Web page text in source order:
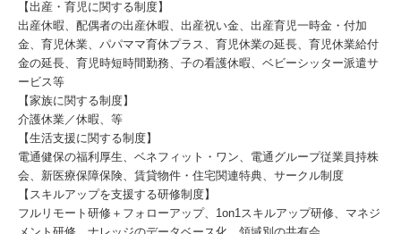
【出産・育児に関する制度】
出産休暇、配偶者の出産休暇、出産祝い金、出産育児一時金・付加
金、育児休業、パパママ育休プラス、育児休業の延長、育児休業給付
金の延長、育児時短時間勤務、子の看護休暇、ベビーシッター派遣サ
ービス等
【家族に関する制度】
介護休業／休暇、等
【生活支援に関する制度】
電通健保の福利厚生、ベネフィット・ワン、電通グループ従業員持株
会、新医療保障保険、賃貸物件・住宅関連特典、サークル制度
【スキルアップを支援する研修制度】
フルリモート研修＋フォローアップ、1on1スキルアップ研修、マネジ